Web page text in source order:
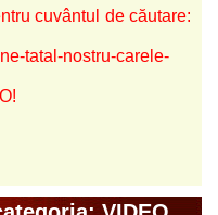
cuvântul de căutare:
tatal-nostru-carele-